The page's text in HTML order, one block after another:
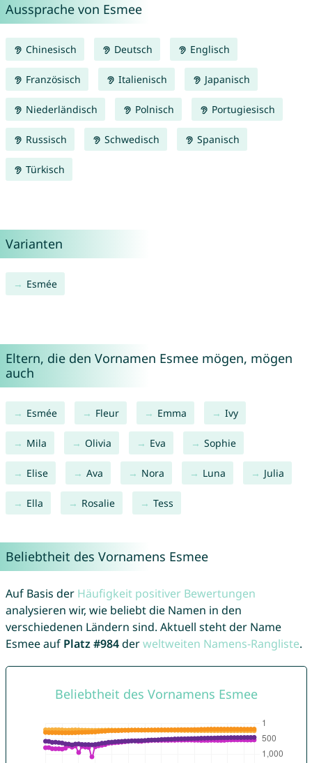
Aussprache von Esmee
Chinesisch Deutsch Englisch
Französisch Italienisch Japanisch
Niederländisch Polnisch Portugiesisch
Russisch Schwedisch Spanisch
Türkisch
Varianten
Esmée
Eltern, die den Vornamen Esmee mögen, mögen
auch
Esmée Fleur Emma Ivy
Mila Olivia Eva Sophie
Elise Ava Nora Luna Julia
Ella Rosalie Tess
Beliebtheit des Vornamens Esmee
Auf Basis der Häufigkeit positiver Bewertungen
analysieren wir, wie beliebt die Namen in den
verschiedenen Ländern sind. Aktuell steht der Name
Esmee auf Platz #984derweltweiten Namens-Rangliste.